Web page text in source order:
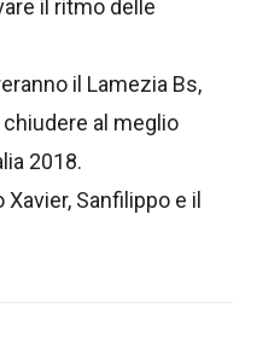
il ritmo delle
il Lamezia Bs,
al meglio
2018.
Sanfilippo e il